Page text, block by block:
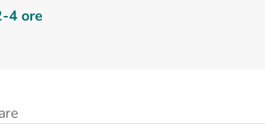
4 ore